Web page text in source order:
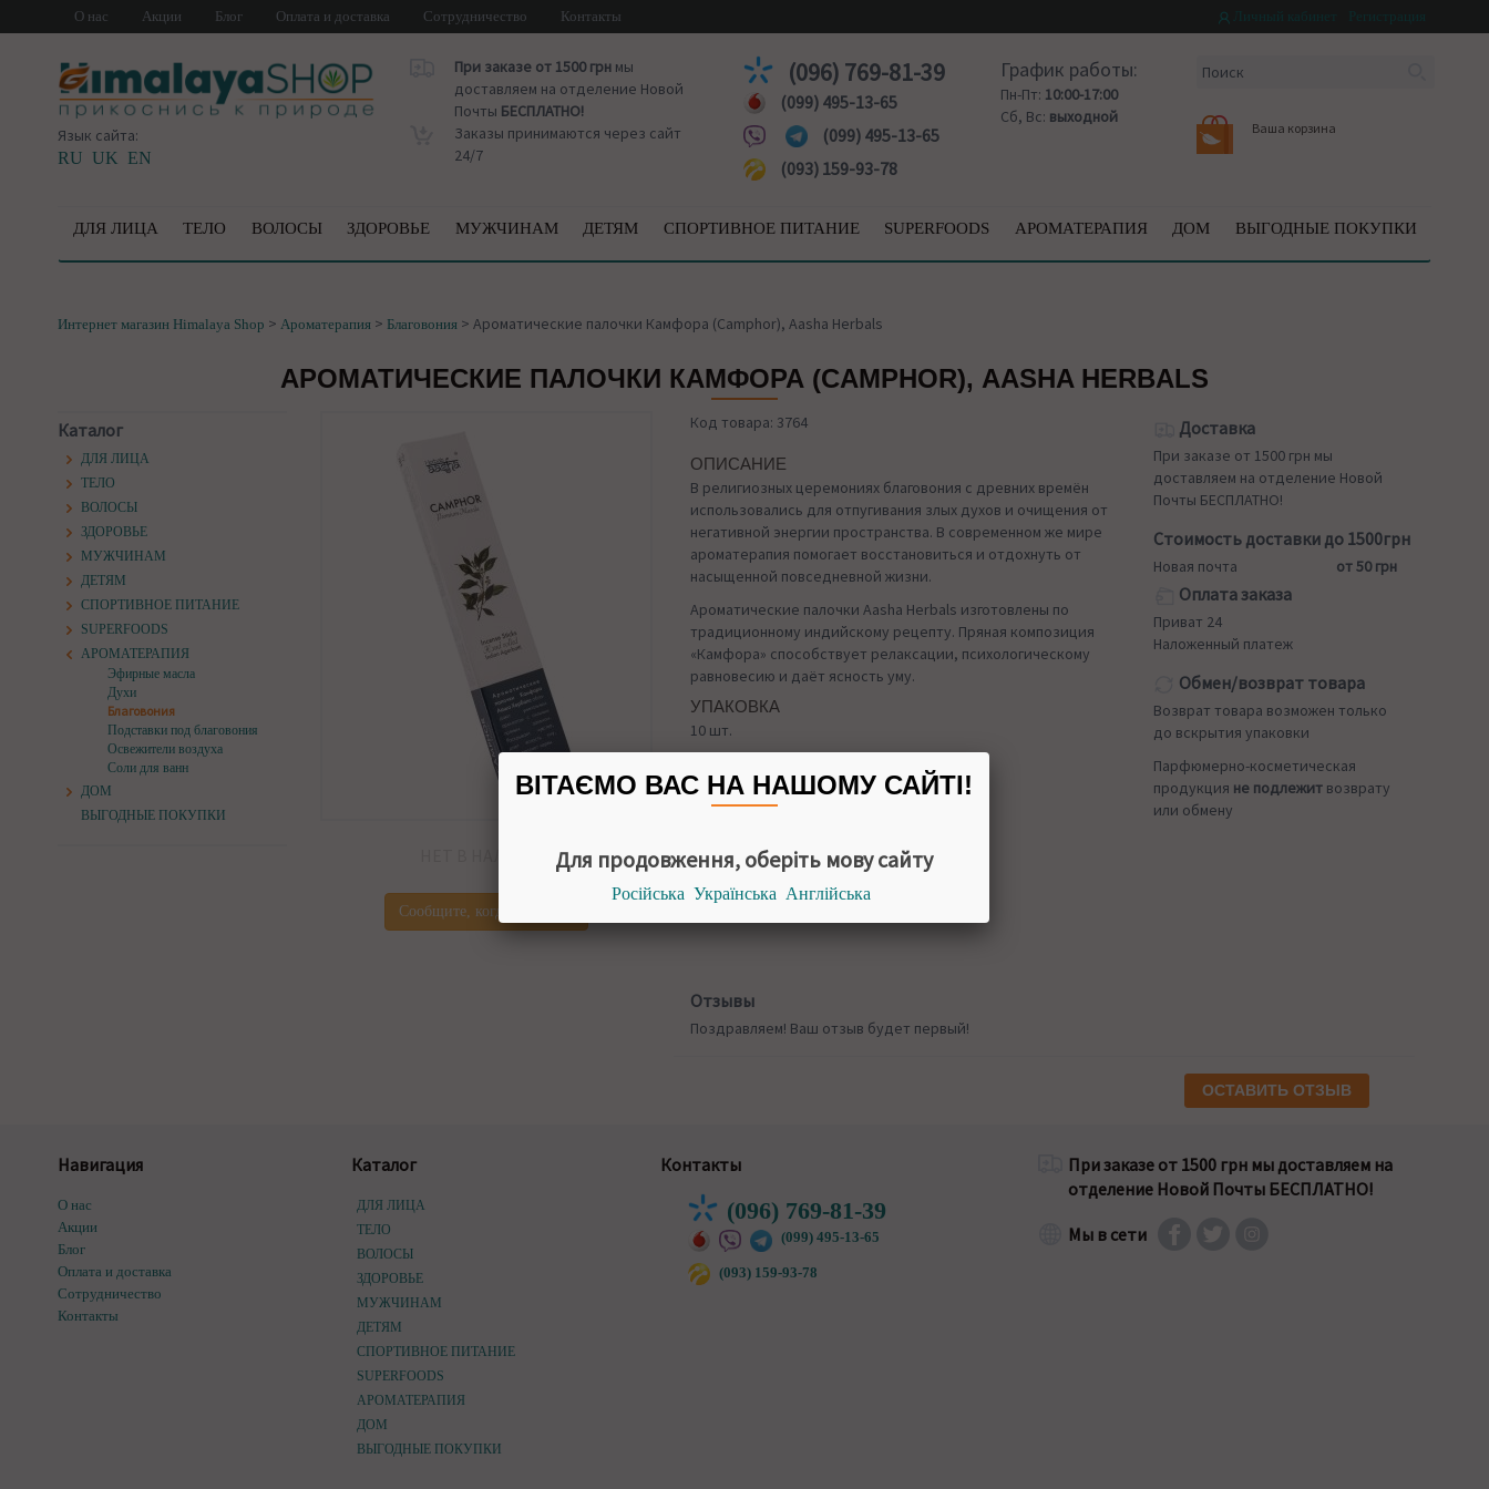
О нас Акции Блог Оплата и доставка Сотрудничество Контакты
Язык сайта:
RU UK EN
При заказе от 1500 грнмы
доставляем на отделение Новой
Почты БЕСПЛАТНО!
Заказы принимаются через сайт
24/7
(096) 769-81-39
(099) 495-13-65
(099) 495-13-65
(093) 159-93-78
График работы:
Пн-Пт: 10:00-17:00
Сб, Вс: выходной
Ваша корзина
ДЛЯ ЛИЦА ТЕЛО ВОЛОСЫ ЗДОРОВЬЕ МУЖЧИНАМ ДЕТЯМ СПОРТИВНОЕ ПИТАНИЕ SUPERFOODS АРОМАТЕРАПИЯ ДОМ ВЫГОДНЫЕ ПОКУПКИ
Интернет магазин Himalaya Shop > Ароматерапия > Благовония > Ароматические палочки Камфора (Camphor), Aasha Herbals
АРОМАТИЧЕСКИЕ ПАЛОЧКИ КАМФОРА (CAMPHOR), AASHA HERBALS
Каталог
ДЛЯ ЛИЦА
ТЕЛО
ВОЛОСЫ
ЗДОРОВЬЕ
МУЖЧИНАМ
ДЕТЯМ
СПОРТИВНОЕ ПИТАНИЕ
SUPERFOODS
АРОМАТЕРАПИЯ
Эфирные масла
Духи
Благовония
Подставки под благовония
Освежители воздуха
Соли для ванн
ДОМ
ВЫГОДНЫЕ ПОКУПКИ
Сообщите, когда появится
Код товара: 3764
ОПИСАНИЕ
В религиозных церемониях благовония с древних времён
использовались для отпугивания злых духов и очищения от
негативной энергии пространства. В современном же мире
ароматерапия помогает восстановиться и отдохнуть от
насыщенной повседневной жизни.
Ароматические палочки Aasha Herbals изготовлены по
традиционному индийскому рецепту. Пряная композиция
«Камфора» способствует релаксации, психологическому
равновесию и даёт ясность уму.
УПАКОВКА
10 шт.
Доставка
При заказе от 1500 грн мы
доставляем на отделение Новой
Почты БЕСПЛАТНО!
Стоимость доставки до 1500грн
Новая почта от 50 грн
Оплата заказа
Приват 24
Наложенный платеж
Обмен/возврат товара
Возврат товара возможен только
до вскрытия упаковки
Парфюмерно-косметическая
продукция не подлежит возврату
или обмену
Отзывы
Поздравляем! Ваш отзыв будет первый!
ОСТАВИТЬ ОТЗЫВ
Навигация
О нас
Акции
Блог
Оплата и доставка
Сотрудничество
Контакты
Каталог
ДЛЯ ЛИЦА
ТЕЛО
ВОЛОСЫ
ЗДОРОВЬЕ
МУЖЧИНАМ
ДЕТЯМ
СПОРТИВНОЕ ПИТАНИЕ
SUPERFOODS
АРОМАТЕРАПИЯ
ДОМ
ВЫГОДНЫЕ ПОКУПКИ
Контакты
(096) 769-81-39
(099) 495-13-65
(093) 159-93-78
При заказе от 1500 грн мы доставляем на
отделение Новой Почты БЕСПЛАТНО!
Мы в сети
ВІТАЄМО ВАС НА НАШОМУ САЙТІ!
Для продовження, оберіть мову сайту
Російська Українська Англійська